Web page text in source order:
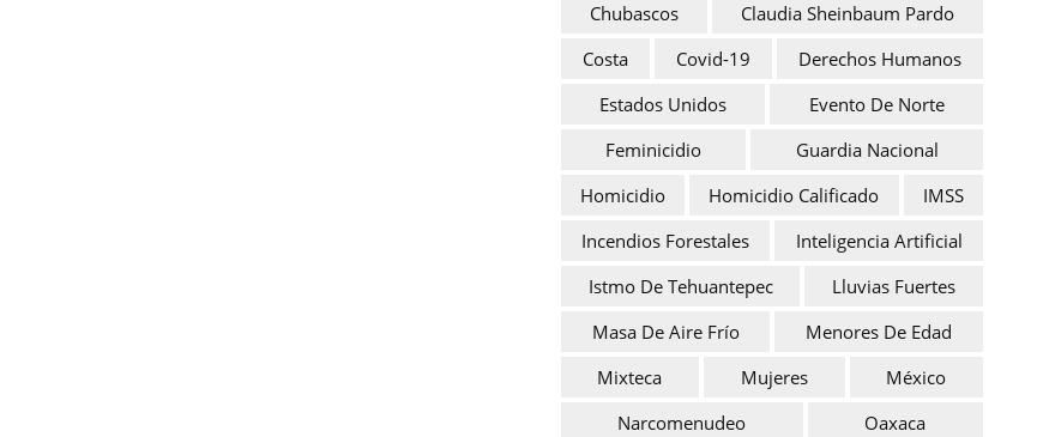
Chubascos
Claudia Sheinbaum Pardo
Costa
Covid-19
Derechos Humanos
Estados Unidos
Evento De Norte
Feminicidio
Guardia Nacional
Homicidio
Homicidio Calificado
IMSS
Incendios Forestales
Inteligencia Artificial
Istmo De Tehuantepec
Lluvias Fuertes
Masa De Aire Frío
Menores De Edad
Mixteca
Mujeres
México
Narcomenudeo
Oaxaca